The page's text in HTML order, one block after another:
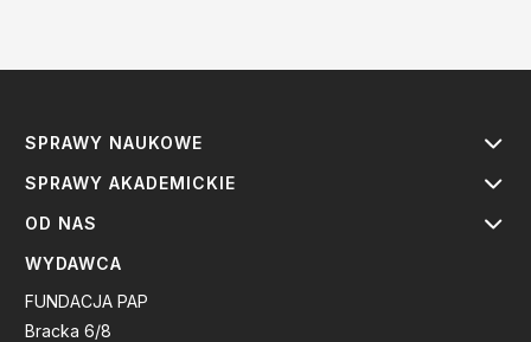
SPRAWY NAUKOWE
SPRAWY AKADEMICKIE
OD NAS
WYDAWCA
FUNDACJA PAP
Bracka 6/8